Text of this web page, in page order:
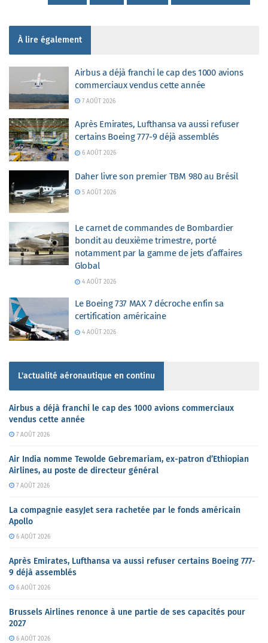
À lire également
Airbus a déjà franchi le cap des 1000 avions
commerciaux vendus cette année
7 AOÛT 2026
Après Emirates, Lufthansa va aussi refuser
certains Boeing 777-9 déjà assemblés
6 AOÛT 2026
Daher livre son premier TBM 980 au Brésil
5 AOÛT 2026
Le carnet de commandes de Bombardier
bondit au deuxième trimestre, porté
notamment par la gamme de jets d’affaires
Global
4 AOÛT 2026
Le Boeing 737 MAX 7 décroche enfin sa
certification américaine
4 AOÛT 2026
L'actualité aéronautique en continu
Airbus a déjà franchi le cap des 1000 avions commerciaux
vendus cette année
7 AOÛT 2026
Air India nomme Tewolde Gebremariam, ex-patron d’Ethiopian
Airlines, au poste de directeur général
7 AOÛT 2026
La compagnie easyJet sera rachetée par le fonds américain
Apollo
6 AOÛT 2026
Après Emirates, Lufthansa va aussi refuser certains Boeing 777-
9 déjà assemblés
6 AOÛT 2026
Brussels Airlines renonce à une partie de ses capacités pour
2027
6 AOÛT 2026